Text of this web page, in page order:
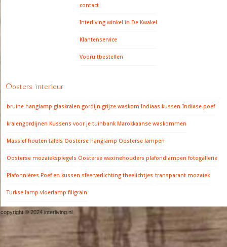
contact
Interliving winkel in De Kwakel
Klantenservice
Vooruitbestellen
Oosters interieur
bruine hanglamp glaskralen gordijn grijze waskom Indiaas kussen Indiase poef
kralengordijnen Kussens voor je tuinbank Marokkaanse waskommen
Massief houten tafels Oosterse hanglamp Oosterse lampen
Oosterse mozaiekspiegels Oosterse waxinehouders plafondlampen fotogallerie
Plafonnières Poef en kussen sfeerverlichting theelichtjes transparant mozaiek
Turkse lamp vloerlamp filigrain
copyright © 2024 interliving.nl